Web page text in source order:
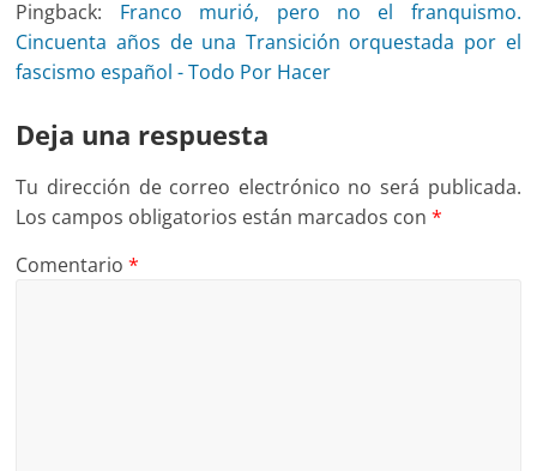
Pingback: Franco murió, pero no el franquismo.
Cincuenta años de una Transición orquestada por el
fascismo español - Todo Por Hacer
Deja una respuesta
Tu dirección de correo electrónico no será publicada.
Los campos obligatorios están marcados con*
Comentario*